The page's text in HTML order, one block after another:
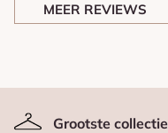
MEER REVIEWS
Grootste collectie